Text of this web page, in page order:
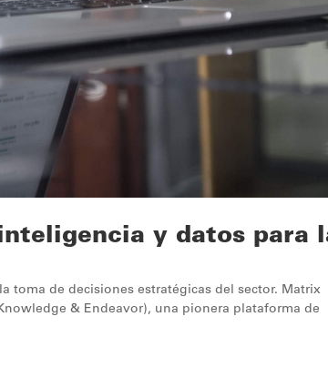
y datos para
toma de decisiones estratégicas del sector. Matrix
& Endeavor), una pionera plataforma de